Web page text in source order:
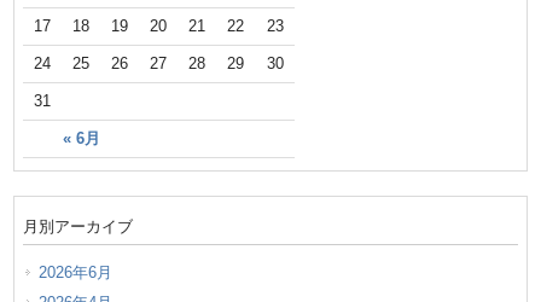
« 6月
17 18 19 20 21 22 23
24 25 26 27 28 29 30
31
月別アーカイブ
2026年6月